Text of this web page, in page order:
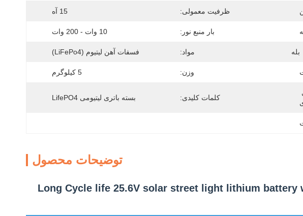
ظرفیت معمولی: 15 آه
بار منبع نور: 10 وات - 200 وات
بله مواد: فسفات آهن لیتیوم (LiFePo4)
وزن: 5 کیلوگرم
کلمات کلیدی: بسته باتری لیتیومی LifePO4
توضیحات محصول
Long Cycle life 25.6V solar street light lithium